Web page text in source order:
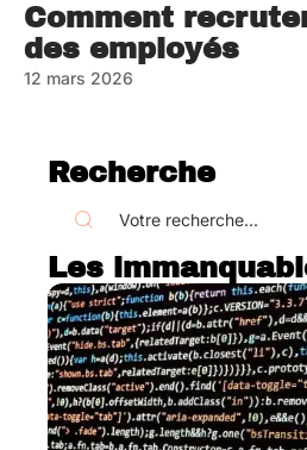
Comment
des employés
12 mars 2026
Recherche
Les